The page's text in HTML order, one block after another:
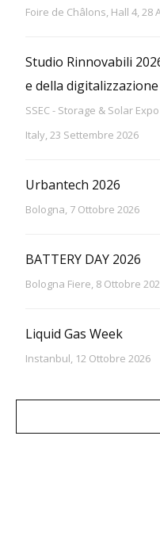
Foire de Châlons, Hall 4, 28
Studio Rinnovabili
e della
SSEC - Storage & Solar
Italy, 23 Settembre 2026
Urbantech 2026
Bologna, 7 Ottobre 2026
BATTERY DAY 2026
Bologna Fiere, 8 Ottobre
Liquid Gas Week
Instanbul, 12 Ottobre 2026